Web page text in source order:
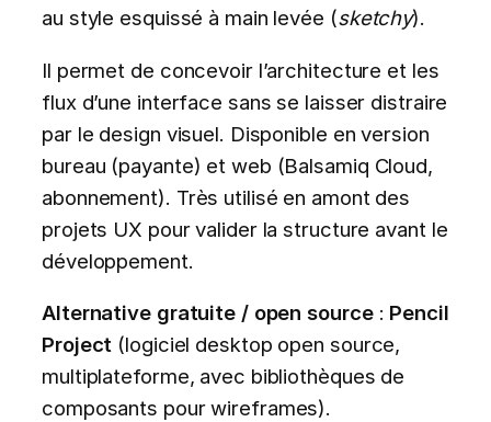
au style esquissé à main levée (sketchy).
Il permet de concevoir l’architecture et les
flux d’une interface sans se laisser distraire
par le design visuel. Disponible en version
bureau (payante) et web (Balsamiq Cloud,
abonnement). Très utilisé en amont des
projets UX pour valider la structure avant le
développement.
Alternative gratuite / open source: Pencil
Project (logiciel desktop open source,
multiplateforme, avec bibliothèques de
composants pour wireframes).